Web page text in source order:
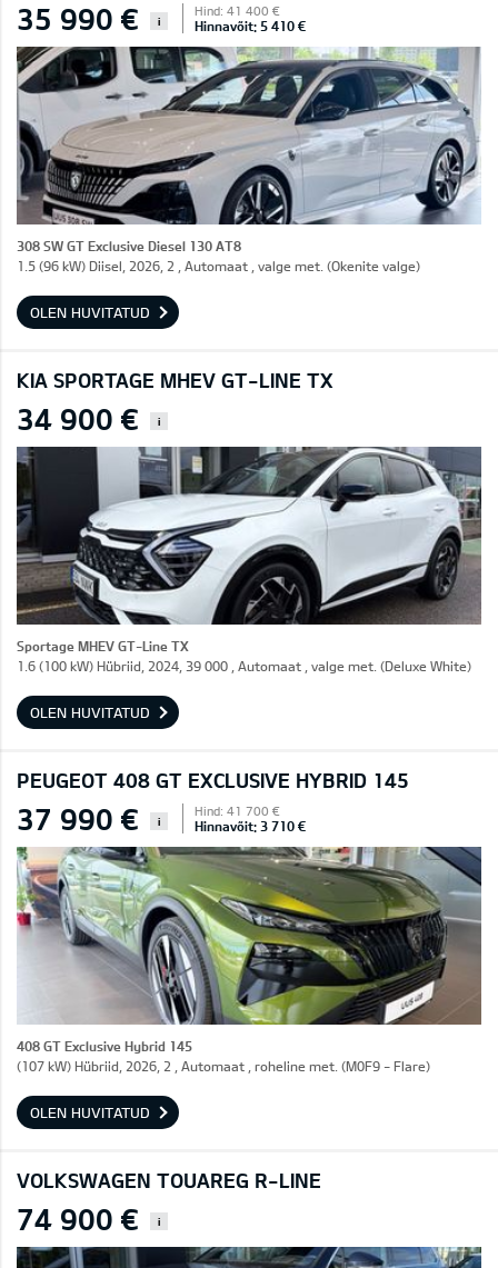
35 990 € i
Hind: 41 400 €
Hinnavõit: 5 410 €
308 SW GT Exclusive Diesel 130 AT8
1.5 (96 kW) Diisel, 2026, 2 , Automaat , valge met. (Okenite valge)
OLEN HUVITATUD
KIA SPORTAGE MHEV GT-LINE TX
34 900 € i
Sportage MHEV GT-Line TX
1.6 (100 kW) Hübriid, 2024, 39 000 , Automaat , valge met. (Deluxe White)
OLEN HUVITATUD
PEUGEOT 408 GT EXCLUSIVE HYBRID 145
37 990 € i
Hind: 41 700 €
Hinnavõit: 3 710 €
408 GT Exclusive Hybrid 145
(107 kW) Hübriid, 2026, 2 , Automaat , roheline met. (M0F9 - Flare)
OLEN HUVITATUD
VOLKSWAGEN TOUAREG R-LINE
74 900 € i